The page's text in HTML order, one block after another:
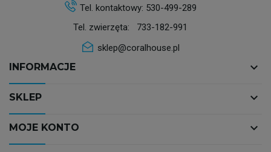
Tel. kontaktowy: 530-499-289
Tel. zwierzęta: 733-182-991
sklep@coralhouse.pl
INFORMACJE keyboard_arrow_down
SKLEP keyboard_arrow_down
MOJE KONTO keyboard_arrow_down